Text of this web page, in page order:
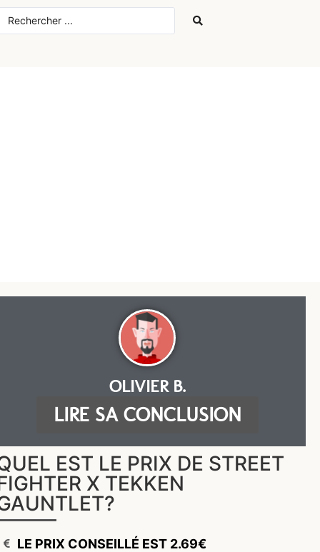
OLIVIER B.
LIRE SA CONCLUSION
EST LE PRIX DE STREET
X TEKKEN
LE PRIX CONSEILLÉ EST 2.69€